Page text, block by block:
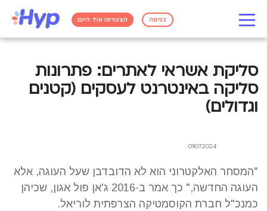
כניסה הצטרפו עוד היום
סליקת אשראי לאתרים: פתרונות
סליקה באינטרנט לעסקים (קטנים
וגדולים)
09.07.2024
"המסחר האלקטרוני הוא לא הדובדבן שעל העוגה, אלא
העוגה החדשה," כך אמר ב-2016 ג'אן פול אגון, שכיהן
כמנכ"ל חברת הקוסמטיקה הצרפתית לוריאל.